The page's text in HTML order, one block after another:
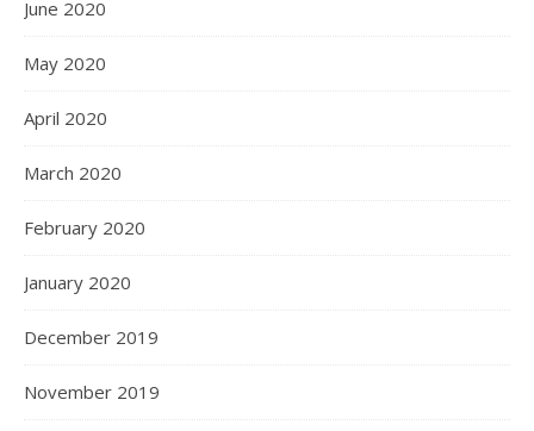
June 2020
May 2020
April 2020
March 2020
February 2020
January 2020
December 2019
November 2019